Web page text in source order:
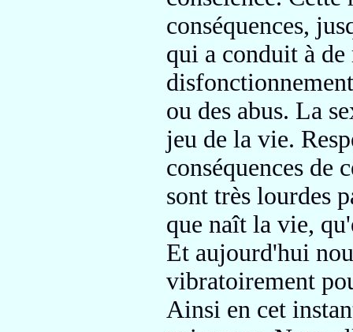
conséquences,
qui a conduit à
ou des abus. La
jeu de la vie.
conséquences de
sont très lourdes
que naît la vie,
Et aujourd'hui
vibratoirement
Ainsi en cet